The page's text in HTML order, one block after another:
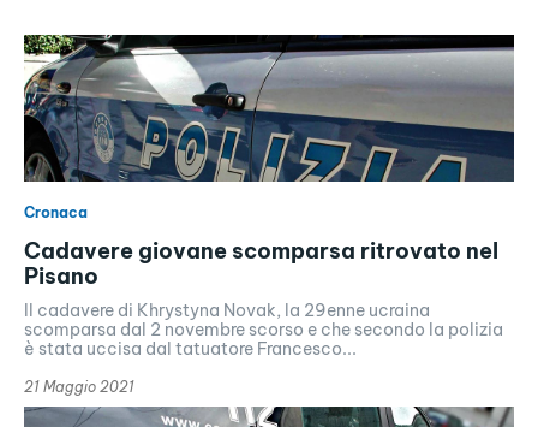
Cronaca
Cadavere giovane scomparsa ritrovato nel
Pisano
Il cadavere di Khrystyna Novak, la 29enne ucraina
scomparsa dal 2 novembre scorso e che secondo la polizia
è stata uccisa dal tatuatore Francesco...
21 Maggio 2021